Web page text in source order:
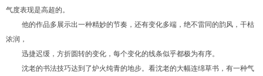
气度表现是高超的。
他的作品多展示出一种精妙的节奏，还有变化多端，绝不雷同的韵风，干枯
浓润，
迅捷迟缓，方折圆转的变化，每个变化的线条似乎都极为有序。
沈老的书法技巧达到了炉火纯青的地步。看沈老的大幅连绵草书，有一种气